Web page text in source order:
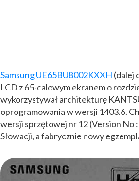
Samsung UE65BU8002KXXH (dalej
LCD z 65-calowym ekranem o
wykorzystywał architekturę
oprogramowania w wersji 1403.6.
wersji sprzętowej nr 12 (Version No
Słowacji, a fabrycznie nowy